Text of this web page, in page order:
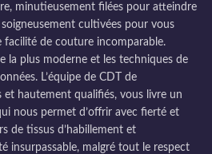
minutieusement filées pour atteindre
soigneusement cultivées pour vous
de couture incomparable.
la plus moderne et les techniques de
L’équipe de CDT de
hautement qualifiés, vous livre un
nous permet d’offrir avec fierté et
de tissus d’habillement et
insurpassable, malgré tout le respect